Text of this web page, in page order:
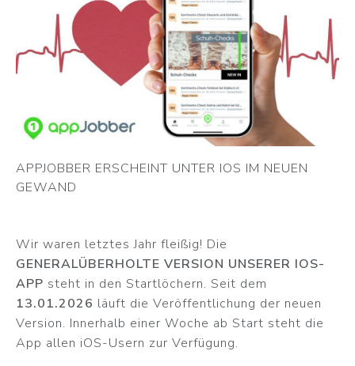
APPJOBBER ERSCHEINT UNTER IOS IM NEUEN
GEWAND
Wir waren letztes Jahr fleißig! Die
GENERALÜBERHOLTE VERSION UNSERER IOS-
APP steht in den Startlöchern. Seit dem
13.01.2026 läuft die Veröffentlichung der neuen
Version. Innerhalb einer Woche ab Start steht die
App allen iOS-Usern zur Verfügung.